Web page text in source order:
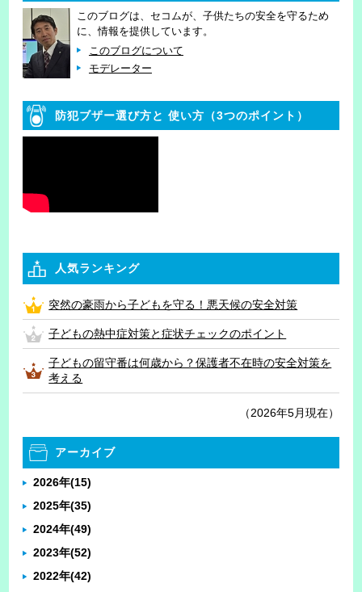
このブログは、セコムが、子供たちの安全を守るため
に、情報を提供しています。
このブログについて
モデレーター
防犯ブザー選び方と 使い方（3つのポイント）
人気ランキング
突然の豪雨から子どもを守る！悪天候の安全対策
子どもの熱中症対策と症状チェックのポイント
子どもの留守番は何歳から？保護者不在時の安全対策を
考える
（2026年5月現在）
アーカイブ
2026年(15)
2025年(35)
2024年(49)
2023年(52)
2022年(42)